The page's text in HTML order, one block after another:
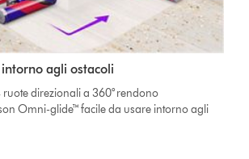
agli ostacoli
ruote direzionali a 360° rendono
Omni-glide™ facile da usare intorno agli